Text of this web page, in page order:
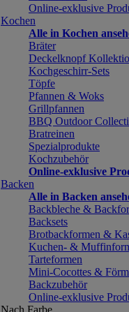
Online-exklusive
Kochen
Alle in Kochen
Bräter
Deckelknopf
Kochgeschirr-Sets
Töpfe
Pfannen & Woks
Grillpfannen
BBQ Outdoor
Bratreinen
Spezialprodukte
Kochzubehör
Online-exklusive
Backen
Alle in Backen
Backbleche &
Backsets
Brotbackformen &
Kuchen- &
Tarteformen
Mini-Cocottes &
Backzubehör
Online-exklusive
Nach Farbe